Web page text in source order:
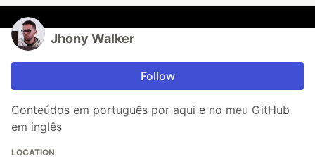
Jhony Walker
Follow
Conteúdos em português por aqui e no meu GitHub
em inglês
LOCATION